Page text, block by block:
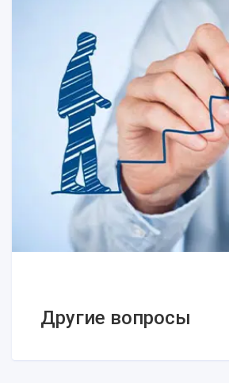
Наемные работники
предпринимателя
Главное о составлении
документации
Другие вопросы